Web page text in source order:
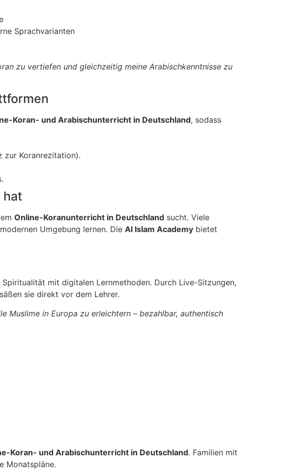
Sprachvarianten
zu vertiefen und gleichzeitig meine Arabischkenntnisse zu
Koran- und Arabischunterricht in Deutschland, sodass
zur Koranrezitation).
hat
Online-Koranunterricht in Deutschland sucht. Viele
Umgebung lernen. Die Al Islam Academy bietet
mit digitalen Lernmethoden. Durch Live-Sitzungen,
sie direkt vor dem Lehrer.
Muslime in Europa zu erleichtern – bezahlbar, authentisch
Koran- und Arabischunterricht in Deutschland. Familien mit
Monatspläne.